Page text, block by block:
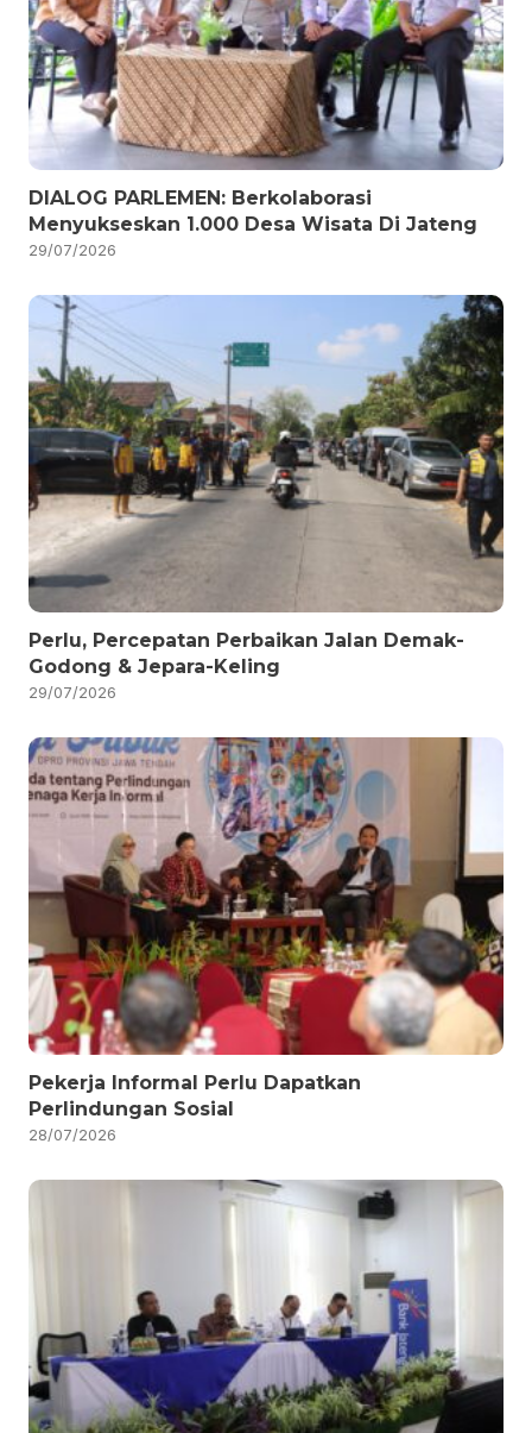
DIALOG PARLEMEN: Berkolaborasi
Menyukseskan 1.000 Desa Wisata Di Jateng
29/07/2026
Perlu, Percepatan Perbaikan Jalan Demak-
Godong & Jepara-Keling
29/07/2026
Pekerja Informal Perlu Dapatkan
Perlindungan Sosial
28/07/2026